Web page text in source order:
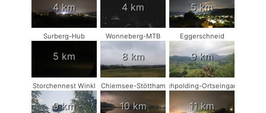
4 km 4 km 5 km
Surberg-Hub
5 km
Wonneberg-MTB
8 km
Eggerschneid
9 km
Storchennest Winkl
9 km
Chiemsee-Stöttham
10 km
Ruhpolding-Ortseingang
11 km